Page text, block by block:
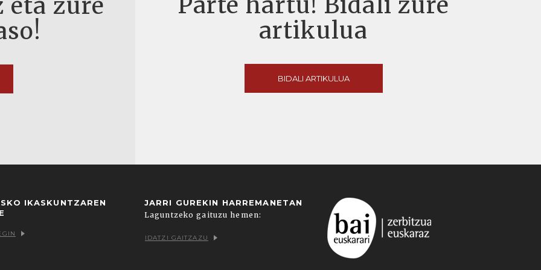
eta zure
artikulua
BIDALI ARTIKULUA
IKASKUNTZAREN
JARRI GUREKIN HARREMANETAN
Laguntzeko gaituzu hemen:
IDATZI GAITZAZU